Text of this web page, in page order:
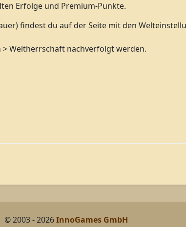
Erfolge und Premium-Punkte.
findest du auf der Seite mit den
Weltherrschaft nachverfolgt werden.
© 2003 - 2026InnoGames GmbH